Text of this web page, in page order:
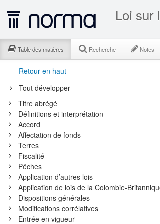
Table des matières Recherche Notes
Retour en haut
Tout développer
Titre abrégé
Définitions et interprétation
Accord
Affectation de fonds
Terres
Fiscalité
Pêches
Application d’autres lois
Application de lois de la Colombie-
Dispositions générales
Modifications corrélatives
Entrée en vigueur